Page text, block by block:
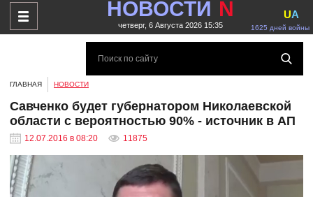
НОВОСТИ N
четверг, 6 Августа 2026 15:35 1625 дней войны
UA
ГЛАВНАЯ НОВОСТИ
Савченко будет губернатором Николаевской
области с вероятностью 90% - источник в АП
12.07.2016 в 08:20 11875